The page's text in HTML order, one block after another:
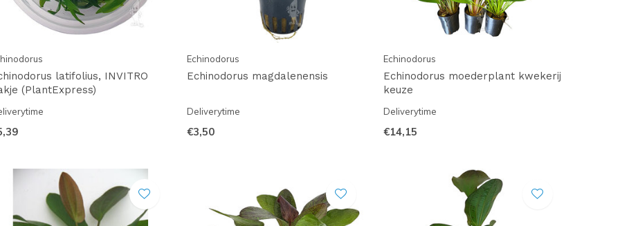
latifolius, INVITRO
(PlantExpress)
Echinodorus
Echinodorus magdalenensis
Deliverytime
€3,50
Echinodorus
Echinodorus moederplant kwekerij
keuze
Deliverytime
€14,15